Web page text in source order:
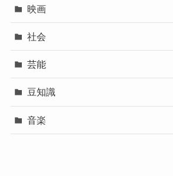
映画
社会
芸能
豆知識
音楽